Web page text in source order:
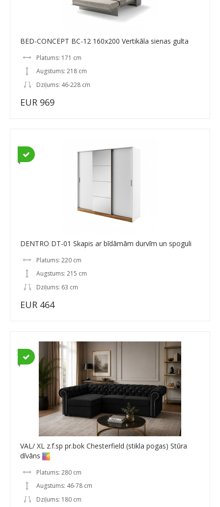
BED-CONCEPT BC-12 160x200 Vertikāla sienas gulta
Platums: 171 cm
Augstums: 218 cm
Dziļums: 46-228 cm
EUR 969
DENTRO DT-01 Skapis ar bīdāmām durvīm un spoguli
Platums: 220 cm
Augstums: 215 cm
Dziļums: 63 cm
EUR 464
VAL/ XL z.f.sp pr.bok Chesterfield (stikla pogas) Stūra
dīvāns
Platums: 280 cm
Augstums: 46-78 cm
Dziļums: 180 cm